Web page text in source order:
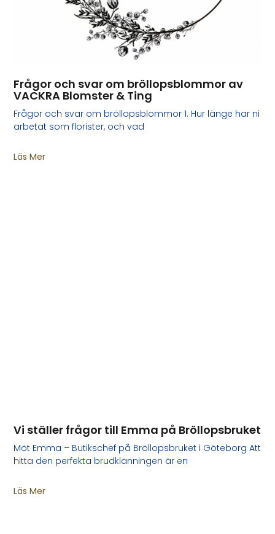
Frågor och svar om bröllopsblommor av
VACKRA Blomster & Ting
Frågor och svar om bröllopsblommor 1. Hur länge har ni
arbetat som florister, och vad
Läs Mer
Vi ställer frågor till Emma på Bröllopsbruket
Möt Emma – Butikschef på Bröllopsbruket i Göteborg Att
hitta den perfekta brudklänningen är en
Läs Mer